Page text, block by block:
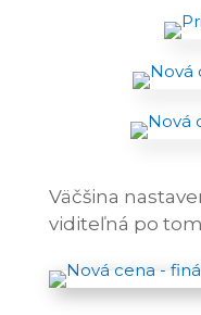
Väčšina
viditeľná po